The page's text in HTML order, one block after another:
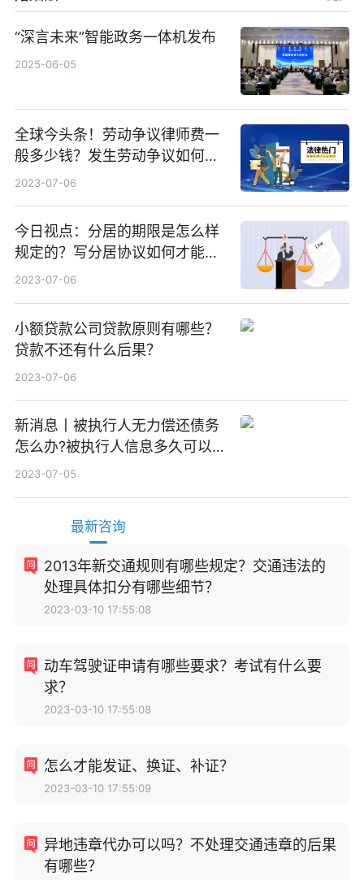
“深言未来”智能政务一体机发布
2025-06-05
全球今头条！劳动争议律师费一
般多少钱？发生劳动争议如何算
工资？
2023-07-06
今日视点：分居的期限是怎么样
规定的？写分居协议如何才能有
效？
2023-07-06
小额贷款公司贷款原则有哪些？
贷款不还有什么后果？
2023-07-06
新消息丨被执行人无力偿还债务
怎么办?被执行人信息多久可以
消除?
2023-07-05
最新咨询
2013年新交通规则有哪些规定？交通违法的
处理具体扣分有哪些细节？
2023-03-10 17:55:08
动车驾驶证申请有哪些要求？考试有什么要
求？
2023-03-10 17:55:08
怎么才能发证、换证、补证？
2023-03-10 17:55:09
异地违章代办可以吗？不处理交通违章的后果
有哪些？